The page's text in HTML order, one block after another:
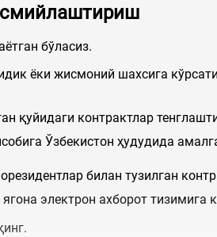
бўласиз.
ёки жисмоний шахсига
қуйидаги контрактлар
Ўзбекистон ҳудудида
билан тузилган
электрон ахборот тизимига